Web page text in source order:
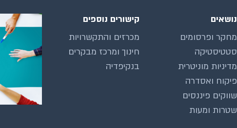
נושאים
מחקר ופרסומים
סטטיסטיקה
מדיניות מוניטרית
פיקוח ואסדרה
שווקים פיננסים
שטרות ומעות
קישורים נוספים
מכרזים והתקשרויות
חינוך ומרכז מבקרים
בנקיפדיה